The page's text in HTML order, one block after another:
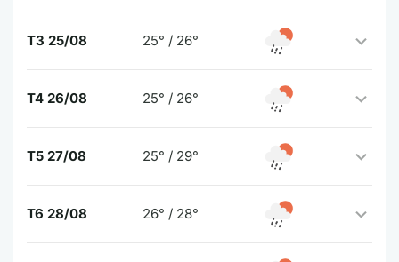
T3 25/08 25° / 26°
T4 26/08 25° / 26°
T5 27/08 25° / 29°
T6 28/08 26° / 28°